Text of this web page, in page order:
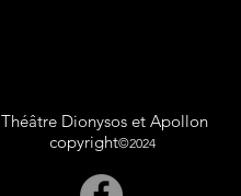
Théâtre Dionysos et Apollon
copyright©2024